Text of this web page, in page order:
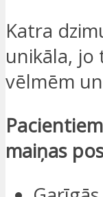
Katra
unikāla,
vēlmēm
maiņas